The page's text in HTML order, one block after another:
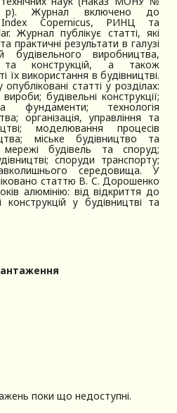
р). Журнал включено до
Index Copernicus, РИНЦ та
Журнал публікує статті, які
практичні результати в галузі
будівельного виробництва,
та конструкцій, а також
їх використання в будівництві.
статті у розділах:
будівельні конструкції;
фундаменти; технологія
організація, управління та
моделювання процесів
міське будівництво та
мережі будівель та споруд;
споруди транспорту;
середовища. У
статтю В. C. Дорошенко
алюмінію: від відкриття до
конструкцій у будівництві та
поки що недоступні.